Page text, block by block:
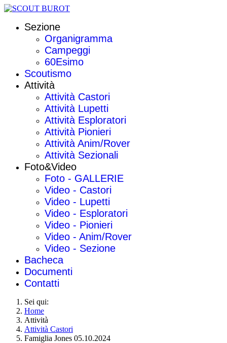
Sezione
Organigramma
Campeggi
60Esimo
Scoutismo
Attività
Attività Castori
Attività Lupetti
Attività Esploratori
Attività Pionieri
Attività Anim/Rover
Attività Sezionali
Foto&Video
Foto - GALLERIE
Video - Castori
Video - Lupetti
Video - Esploratori
Video - Pionieri
Video - Anim/Rover
Video - Sezione
Bacheca
Documenti
Contatti
Sei qui:
Home
Attività
Attività Castori
Famiglia Jones 05.10.2024